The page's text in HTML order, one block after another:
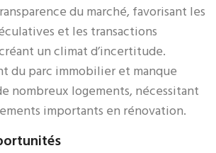
du marché, favorisant les
et les transactions
un climat d’incertitude.
du parc immobilier et manque
nombreux logements, nécessitant
importants en rénovation.